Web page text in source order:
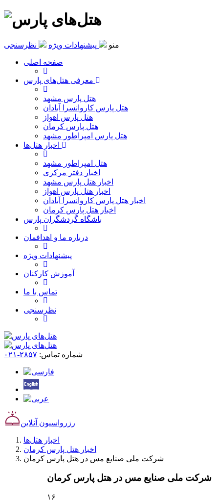
منو پیشنهادات ویژه نظرسنجی
صفحه اصلی
هتل پارس مشهد
هتل پارس کاروانسرا آبادان
هتل پارس اهواز
هتل پارس کرمان
هتل پارس امپراطور مشهد
هتل امپراطور مشهد
اخبار دفتر مرکزی
اخبار هتل پارس مشهد
اخبار هتل پارس اهواز
اخبار هتل پارس کاروانسرا آبادان
اخبار هتل پارس کرمان
باشگاه گردشگران پارس
درباره ما و اهدافمان
پیشنهادات ویژه
آموزش کارکنان
تماس با ما
نظرسنجی
شماره تماس: ۲۸۵۷-۰۲۱
رزرواسیون آنلاین
اخبار هتل‌ها
اخبار هتل پارس کرمان
شرکت ملی صنایع مس در هتل پارس کرمان
شرکت ملی صنایع مس در هتل پارس کرمان
۱۶